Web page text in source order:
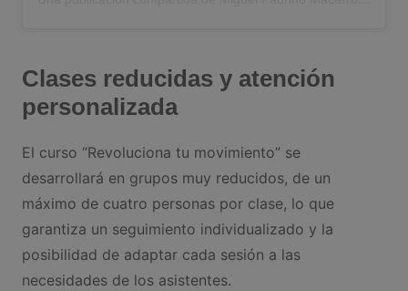
Clases reducidas y atención
personalizada
El curso “Revoluciona tu movimiento” se
desarrollará en grupos muy reducidos, de un
máximo de cuatro personas por clase, lo que
garantiza un seguimiento individualizado y la
posibilidad de adaptar cada sesión a las
necesidades de los asistentes.